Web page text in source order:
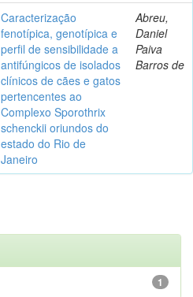
Caracterização
fenotípica, genotípica e
perfil de sensibilidade a
antifúngicos de isolados
clínicos de cães e gatos
pertencentes ao
Complexo Sporothrix
schenckii oriundos do
estado do Rio de
Janeiro
Abreu,
Daniel
Paiva
Barros de
1